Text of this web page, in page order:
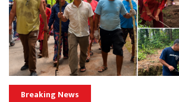
Breaking News